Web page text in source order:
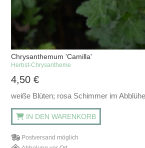
Chrysanthemum 'Camilla'
Herbst-Chrysantheme
4,50€
weiße Blüten; rosa Schimmer im
IN DEN WARENKORB
Postversand möglich